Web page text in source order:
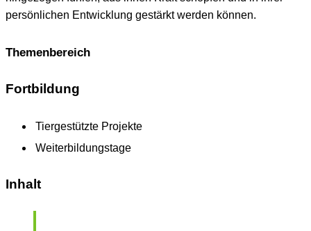
persönlichen Entwicklung gestärkt werden können.
Themenbereich
Fortbildung
Tiergestützte Projekte
Weiterbildungstage
Inhalt